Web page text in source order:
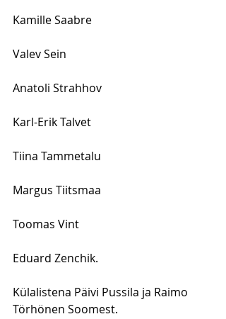
Kamille Saabre
Valev Sein
Anatoli Strahhov
Karl-Erik Talvet
Tiina Tammetalu
Margus Tiitsmaa
Toomas Vint
Eduard Zenchik.
Külalistena Päivi Pussila ja Raimo
Törhönen Soomest.